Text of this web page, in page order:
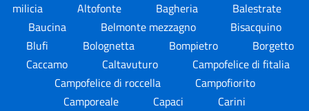
milicia
Altofonte Bagheria
Balestrate
Baucina
Belmonte mezzagno
Bisacquino
Blufi
Bolognetta Bompietro
Borgetto
Caccamo
Caltavuturo
Campofelice di fitalia
Campofelice di roccella
Campofiorito
Camporeale
Capaci
Carini